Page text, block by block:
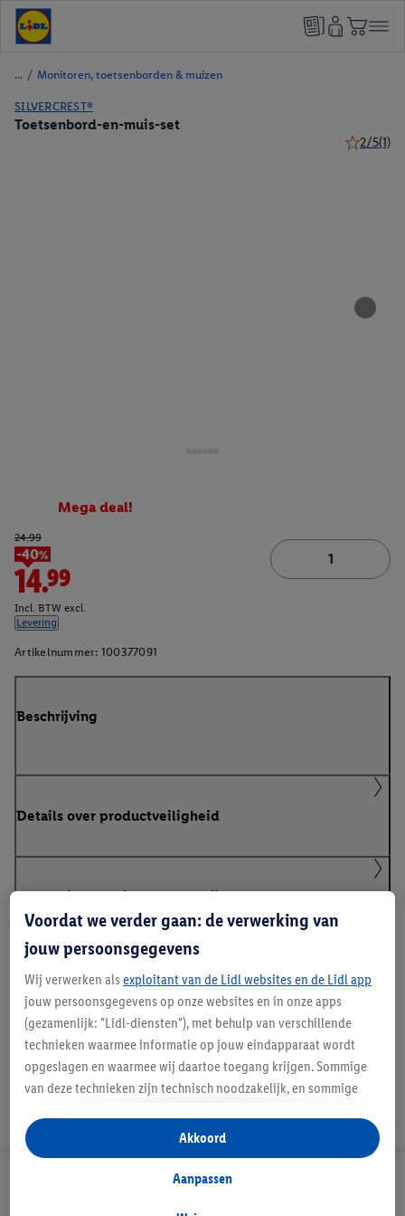
/ Monitoren, toetsenborden & muizen
SILVERCREST®
Toetsenbord-en-muis-set
2/5(1)
Mega deal!
24.99
-40%
14.99
Incl. BTW excl.
Levering
Artikelnummer: 100377091
Beschrijving
Details over productveiligheid
Klanteninformatie over batterijen Europese
Batterijenverordening
Handleidingen en downloads
Lidl Nieuwsbrief
Voordat we verder gaan: de verwerking van
jouw persoonsgegevens
Wij verwerken als exploitant van de Lidl websites en de Lidl app
jouw persoonsgegevens op onze websites en in onze apps
(gezamenlijk: "Lidl-diensten"), met behulp van verschillende
technieken waarmee informatie op jouw eindapparaat wordt
opgeslagen en waarmee wij daartoe toegang krijgen. Sommige
van deze technieken zijn technisch noodzakelijk, en sommige
opslaan van voorkeursinstellingen, het verzamelen en
analyseren van statistieken of voor het tonen van
gepersonaliseerde reclame binnen en buiten de Lidl-diensten.
Aanpassen
Akkoord